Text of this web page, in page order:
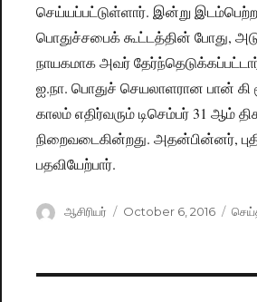
செய்யப்பட்டுள்ளார். இன்று
பொதுச்சபைக் கூட்டத்தின் போது,
நாயகமாக அவர்
ஐ.நா. பொதுச் செயலாளரான பான் கி
காலம் எதிர்வரும் டிசெம்பர் 31 ஆம்
நிறைவடைகின்றது. அதன்பின்னர்,
பதவியேற்பார்.
Author
ஆசிரியர்
Posted
October 6, 2016